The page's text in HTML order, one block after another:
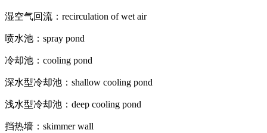
湿空气回流：recirculation of wet air
喷水池：spray pond
冷却池：cooling pond
深水型冷却池：shallow cooling pond
浅水型冷却池：deep cooling pond
挡热墙：skimmer wall